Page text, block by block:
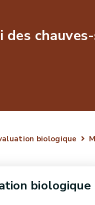
des
biologique
biologique